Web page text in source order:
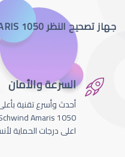
جهاز تصحيح النظر SCHWIND AMARIS 1050
السرعة والأمان
أحدث وأسرع تقنية
اعلى درجات الحماية